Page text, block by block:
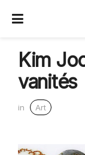
Kim
vanités
in Art